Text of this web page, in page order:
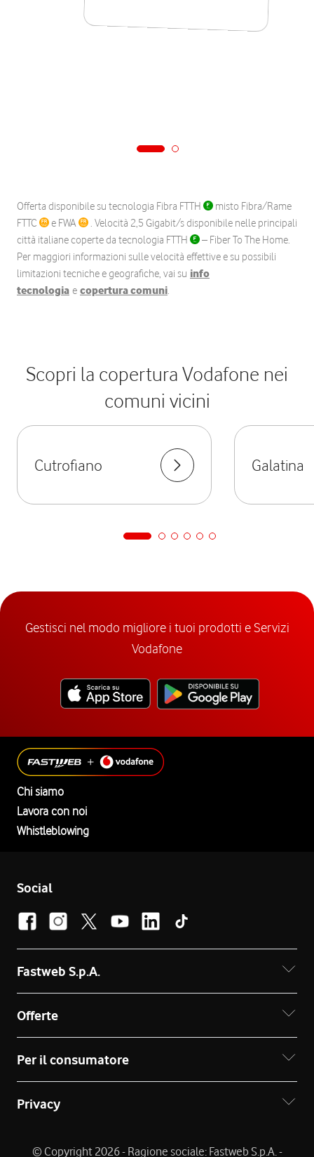
Offerta disponibile su tecnologia Fibra FTTH
misto Fibra/Rame
FTTC
e FWA
. Velocità 2,5 Gigabit/s disponibile nelle principali
città italiane coperte da tecnologia FTTH
– Fiber To The Home.
Per maggiori informazioni sulle velocità effettive e su possibili
limitazioni tecniche e geografiche, vai su info
tecnologia e copertura comuni.
Scopri la copertura Vodafone nei
comuni vicini
Cutrofiano Galatina
Gestisci nel modo migliore i tuoi prodotti e Servizi
Vodafone
Chi siamo
Lavora con noi
Whistleblowing
Social
Fastweb S.p.A.
Offerte
Per il consumatore
Privacy
© Copyright 2026 - Ragione sociale: Fastweb S.p.A. -